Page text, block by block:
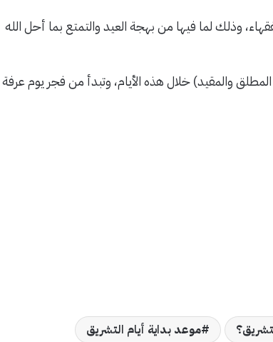
وذلك لما فيها من بهجة العيد والتمتع بما أحل الله
والمقيد) خلال هذه الأيام، وتبدأ من فجر يوم عرفة
موعد بداية أيام التشريق